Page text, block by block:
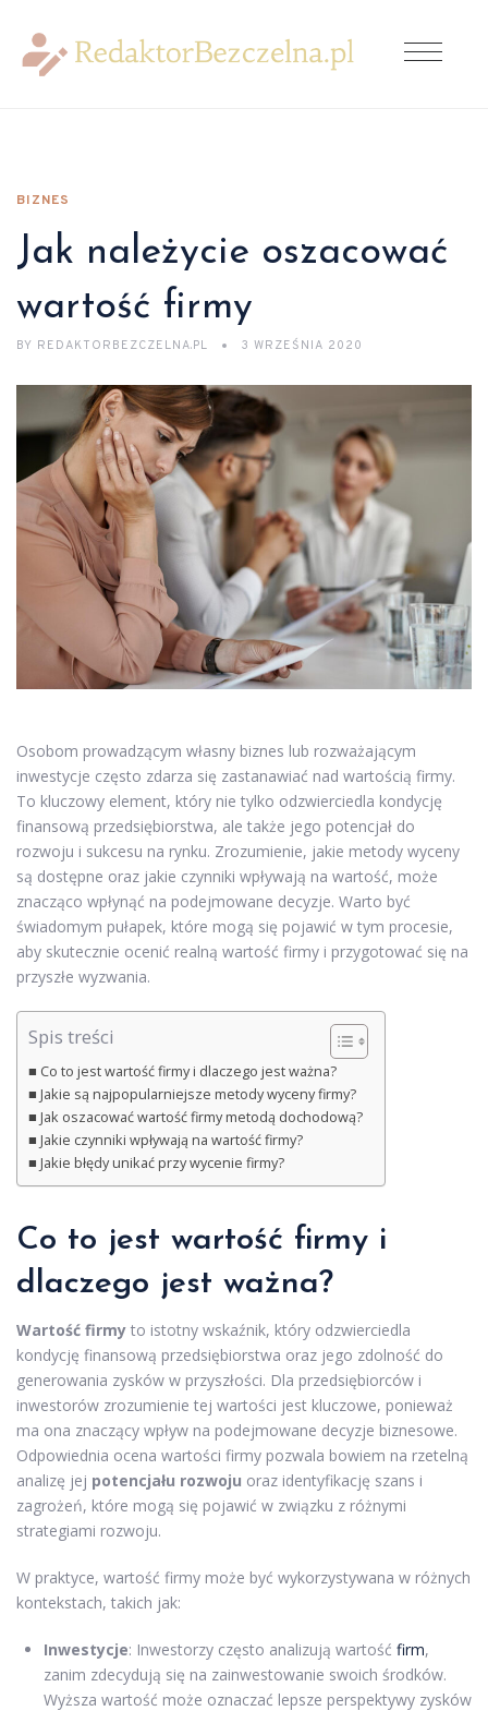
BIZNES
Jak należycie oszacować
wartość firmy
BY REDAKTORBEZCZELNA.PL 3 WRZEŚNIA 2020
Osobom prowadzącym własny biznes lub rozważającym
inwestycje często zdarza się zastanawiać nad wartością firmy.
To kluczowy element, który nie tylko odzwierciedla kondycję
finansową przedsiębiorstwa, ale także jego potencjał do
rozwoju i sukcesu na rynku. Zrozumienie, jakie metody wyceny
są dostępne oraz jakie czynniki wpływają na wartość, może
znacząco wpłynąć na podejmowane decyzje. Warto być
świadomym pułapek, które mogą się pojawić w tym procesie,
aby skutecznie ocenić realną wartość firmy i przygotować się na
przyszłe wyzwania.
Spis treści
Co to jest wartość firmy i dlaczego jest ważna?
Jakie są najpopularniejsze metody wyceny firmy?
Jak oszacować wartość firmy metodą dochodową?
Jakie czynniki wpływają na wartość firmy?
Jakie błędy unikać przy wycenie firmy?
Co to jest wartość firmy i
dlaczego jest ważna?
Wartość firmy to istotny wskaźnik, który odzwierciedla
kondycję finansową przedsiębiorstwa oraz jego zdolność do
generowania zysków w przyszłości. Dla przedsiębiorców i
inwestorów zrozumienie tej wartości jest kluczowe, ponieważ
ma ona znaczący wpływ na podejmowane decyzje biznesowe.
Odpowiednia ocena wartości firmy pozwala bowiem na rzetelną
analizę jej potencjału rozwoju oraz identyfikację szans i
zagrożeń, które mogą się pojawić w związku z różnymi
strategiami rozwoju.
W praktyce, wartość firmy może być wykorzystywana w różnych
kontekstach, takich jak:
Inwestycje: Inwestorzy często analizują wartość firm,
zanim zdecydują się na zainwestowanie swoich środków.
Wyższa wartość może oznaczać lepsze perspektywy zysków